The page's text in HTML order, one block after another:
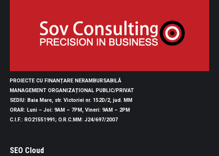
PROIECTE CU FINANȚARE NERAMBURSABILĂ
MANAGEMENT ORGANIZAȚIONAL PUBLIC/PRIVAT
SEDIU: Baia Mare, str. Victoriei nr. 152D/2, jud. MM
ORAR: Luni – Joi: 9AM – 7PM, Vineri: 9AM – 2PM
C.I.F.: RO21551991; O.R.C.MM: J24/697/2007
SEO Cloud